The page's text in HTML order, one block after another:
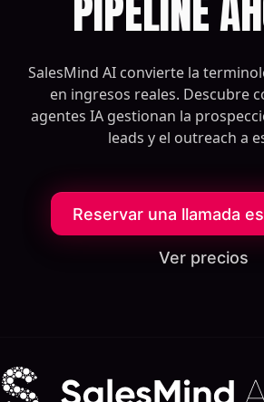
SalesMind AI convierte la
en ingresos reales. Descubre
agentes IA gestionan la
leads y el outreach a
Reservar una llamada
Ver precios